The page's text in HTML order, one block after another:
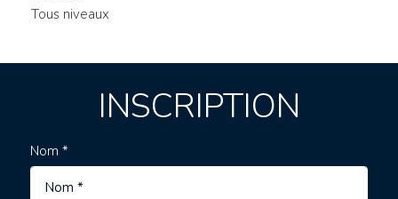
Tous niveaux
INSCRIPTION
Nom *